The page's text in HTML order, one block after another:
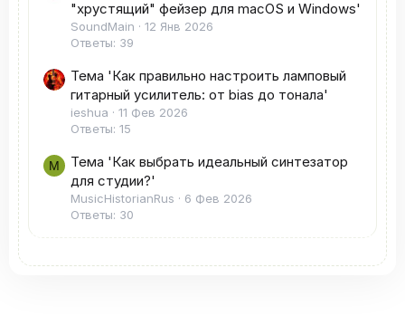
"хрустящий" фейзер для macOS и Windows'
SoundMain
12 Янв 2026
Ответы: 39
Тема 'Как правильно настроить ламповый
гитарный усилитель: от bias до тонала'
ieshua
11 Фев 2026
Ответы: 15
M
Тема 'Как выбрать идеальный синтезатор
для студии?'
MusicHistorianRus
6 Фев 2026
Ответы: 30